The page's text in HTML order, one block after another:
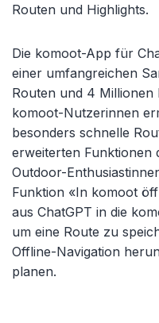
Routen und Highlights.
Die komoot-App für
einer umfangreichen
Routen und 4 Millionen
komoot-Nutzerinnen
besonders schnelle
erweiterten Funktionen
Outdoor-
Funktion «In komoot
aus ChatGPT in die
um eine Route zu
Offline-Navigation
planen.